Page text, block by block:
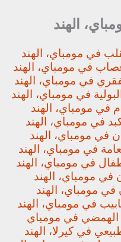
الهند
في مومباي، الهند
في مومباي، الهند
في مومباي، الهند
في مومباي، الهند
في مومباي، الهند
في مومباي، الهند
في مومباي، الهند
في مومباي، الهند
في مومباي، الهند
في مومباي، الهند
في مومباي، الهند
في مومباي، الهند
الهمضي في مومباي
في كيرلا، الهند